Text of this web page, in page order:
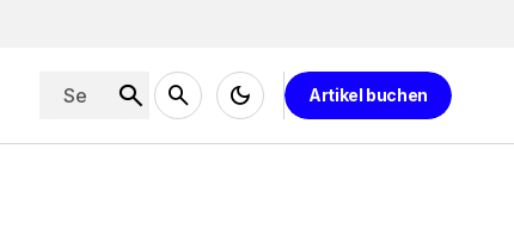
Artikel buchen